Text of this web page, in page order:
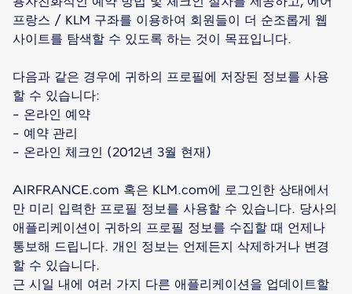
프랑스 / KLM 구좌를 이용하여 회원들이 더 순조롭게 웹
사이트를 탐색할 수 있도록 하는 것이 목표입니다.
다음과 같은 경우에 귀하의 프로필에 저장된 정보를 사용
할 수 있습니다:
- 온라인 예약
- 예약 관리
- 온라인 체크인 (2012년 3월 현재)
AIRFRANCE.com 혹은 KLM.com에 로그인한 상태에서
만 미리 입력한 프로필 정보를 사용할 수 있습니다. 당사의
애플리케이션이 귀하의 프로필 정보를 수집할 때 언제나
통보해 드립니다. 개인 정보는 언제든지 삭제하거나 변경
할 수 있습니다.
근 시일 내에 여러 가지 다른 애플리케이션을 업데이트할